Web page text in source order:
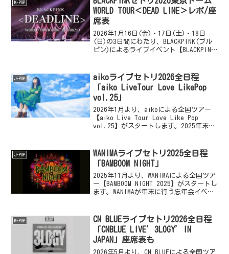
K-POP
WORLD TOUR＜DEAD LINE＞レポ/座
席表
2026年1月16日(金)・17日(土)・18日
(日)の3日間にわたり、BLACKPINK(ブル
ピン)によるライブイベント【BLACKPINK
J-POP
aikoライブセトリ2026全日程
「aiko LiveTour Love LikePop
vol.25」
2026年1月より、aikoによる全国ツアー
【aiko Live Tour Love Like Pop
vol.25】がスタートします。2025年末に
J-POP
WANIMAライブセトリ2025全日程
「BAMBOOM NIGHT」
2025年11月より、WANIMAによる全国ツア
ー【BAMBOOM NIGHT 2025】がスタートし
ます。WANIMAが年末に行う忘年会イベン
ベ...
K-POP
CN BLUEライブセトリ2026全日程
「CNBLUE LIVE’3LOGY’IN
JAPAN」座席表も
2026年5月より、CN BLUEによる全国ツア